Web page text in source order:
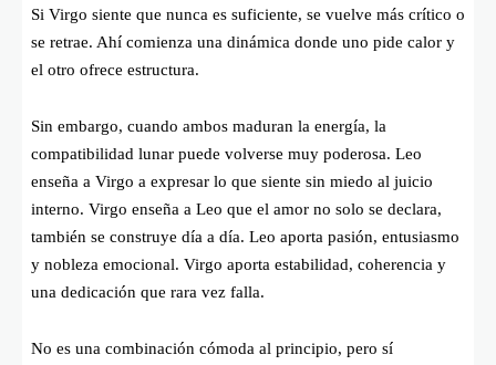
Si Virgo siente que nunca es suficiente, se vuelve más crítico o
se retrae. Ahí comienza una dinámica donde uno pide calor y
el otro ofrece estructura.
Sin embargo, cuando ambos maduran la energía, la
compatibilidad lunar puede volverse muy poderosa. Leo
enseña a Virgo a expresar lo que siente sin miedo al juicio
interno. Virgo enseña a Leo que el amor no solo se declara,
también se construye día a día. Leo aporta pasión, entusiasmo
y nobleza emocional. Virgo aporta estabilidad, coherencia y
una dedicación que rara vez falla.
No es una combinación cómoda al principio, pero sí